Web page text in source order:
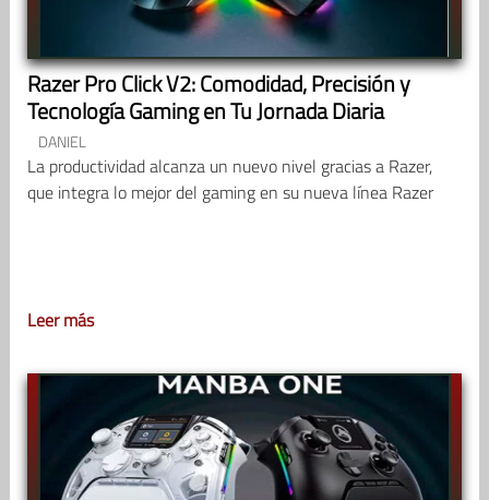
Razer Pro Click V2: Comodidad, Precisión y
Tecnología Gaming en Tu Jornada Diaria
DANIEL
La productividad alcanza un nuevo nivel gracias a Razer,
que integra lo mejor del gaming en su nueva línea Razer
Leer más